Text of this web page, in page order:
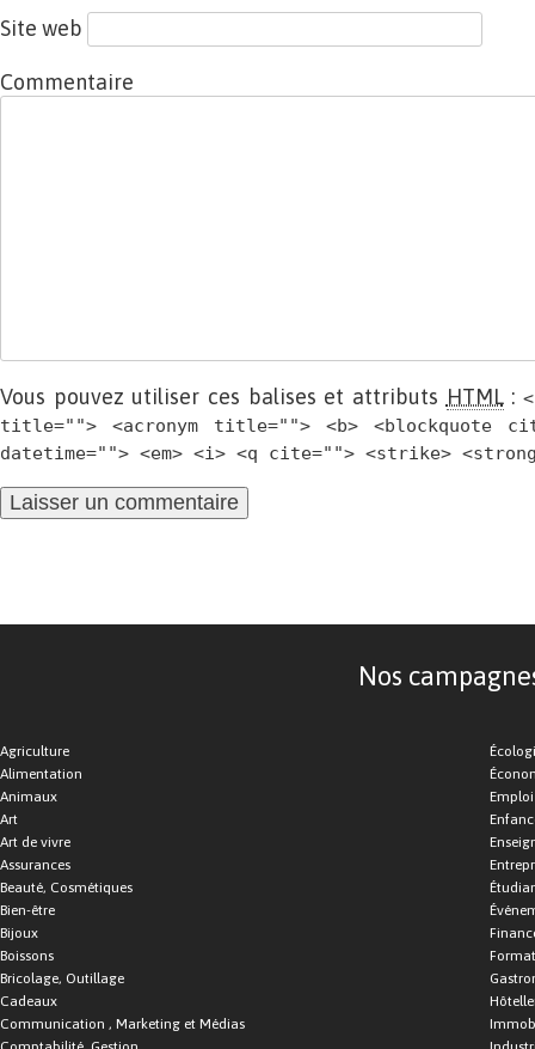
Site web
Commentaire
Vous pouvez utiliser ces balises et attributs HTML:
title=""> <acronym title=""> <b> <blockquote
datetime=""> <em> <i> <q cite=""> <strike>
Nos
Agriculture
Alimentation
Animaux
Art
Art de vivre
Assurances
Beauté, Cosmétiques
Bien-être
Bijoux
Boissons
Bricolage, Outillage
Cadeaux
Communication , Marketing et Médias
Emploi